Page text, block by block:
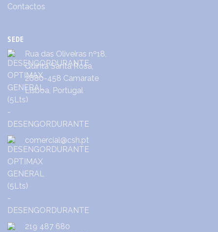
Contactos
SEDE
Rua das Oliveiras nº18,
Quinta Santa Rosa,
2680-458 Camarate
Lisboa, Portugal
comercial@csh.pt
219 487 680